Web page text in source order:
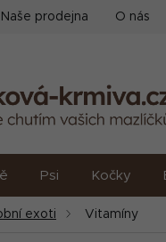
Naše prodejna O nás
Psi Kočky
exoti Vitamíny